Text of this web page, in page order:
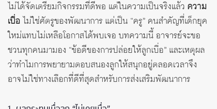
ไม่ได้จัดเตรียมกิจกรรมที่ดีพอ แต่ในความเป็นจริงแล้ว ความ
เบื่อ ไม่ใช่ศัตรูของพัฒนาการ แต่เป็น “ครู” คนสำคัญที่เด็กยุค
ใหม่แทบไม่เหลือโอกาสได้พบเจอ บทความนี้ อาจารย์จะขอ
ชวนทุกคนมามอง “ข้อดีของการปล่อยให้ลูกเบื่อ” และเหตุผล
ว่าทำไมการพยายามตอบสนองลูกให้สนุกอยู่ตลอดเวลาจึง
อาจไม่ใช่ทางเลือกที่ดีที่สุดสำหรับการส่งเสริมพัฒนาการ